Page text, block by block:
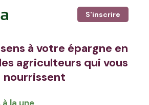
S'inscrire
à votre épargne en
agriculteurs qui vous
nourrissent